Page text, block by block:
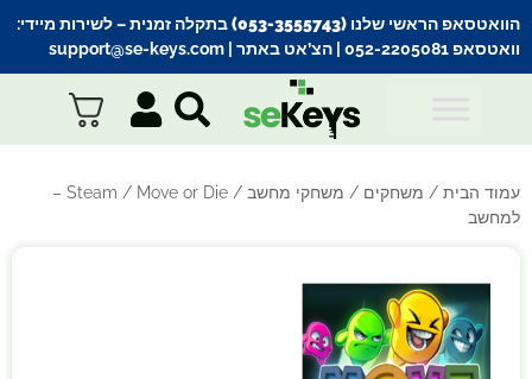
הוואטסאפ הראשי שלנו (053-3555743) בתקלה זמנית
– לשירות מיידי:
וואטסאפ 052-2205081
| הצ’אט באתר | support@se-keys.com
עמוד הבית / משחקים / משחקי מחשב /
Steam
/ Move or Die –
למחשב